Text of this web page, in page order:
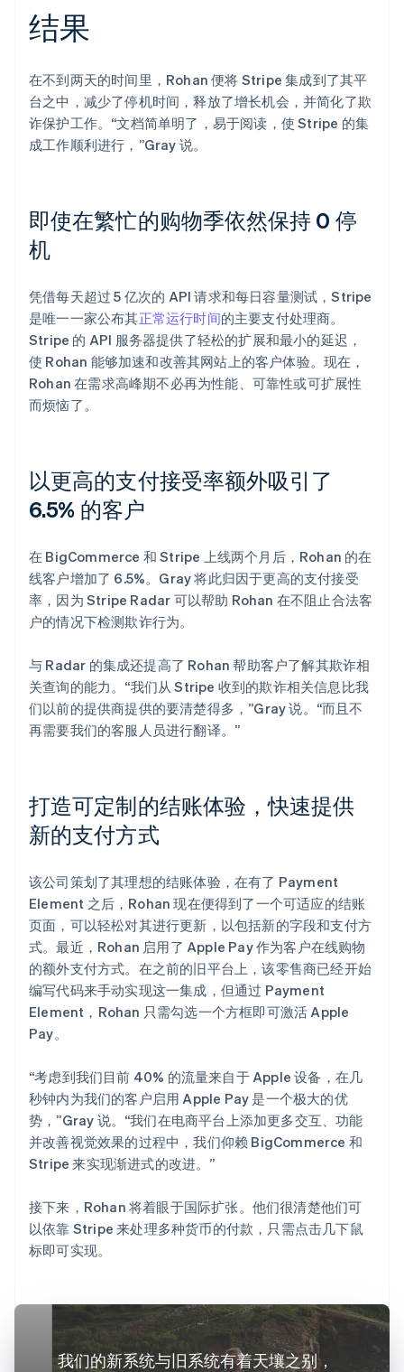
结果
在不到两天的时间里，Rohan 便将 Stripe 集成到了其平
台之中，减少了停机时间，释放了增长机会，并简化了欺
诈保护工作。“文档简单明了，易于阅读，使 Stripe 的集
成工作顺利进行，”Gray 说。
即使在繁忙的购物季依然保持 0 停
机
凭借每天超过 5 亿次的 API 请求和每日容量测试，Stripe
是唯一一家公布其正常运行时间的主要支付处理商。
Stripe 的 API 服务器提供了轻松的扩展和最小的延迟，
使 Rohan 能够加速和改善其网站上的客户体验。现在，
Rohan 在需求高峰期不必再为性能、可靠性或可扩展性
而烦恼了。
以更高的支付接受率额外吸引了
6.5% 的客户
在 BigCommerce 和 Stripe 上线两个月后，Rohan 的在
线客户增加了 6.5%。Gray 将此归因于更高的支付接受
率，因为 Stripe Radar 可以帮助 Rohan 在不阻止合法客
户的情况下检测欺诈行为。
与 Radar 的集成还提高了 Rohan 帮助客户了解其欺诈相
关查询的能力。“我们从 Stripe 收到的欺诈相关信息比我
们以前的提供商提供的要清楚得多，”Gray 说。“而且不
再需要我们的客服人员进行翻译。”
打造可定制的结账体验，快速提供
新的支付方式
该公司策划了其理想的结账体验，在有了 Payment
Element 之后，Rohan 现在便得到了一个可适应的结账
页面，可以轻松对其进行更新，以包括新的字段和支付方
式。最近，Rohan 启用了 Apple Pay 作为客户在线购物
的额外支付方式。在之前的旧平台上，该零售商已经开始
编写代码来手动实现这一集成，但通过 Payment
Element，Rohan 只需勾选一个方框即可激活 Apple
Pay。
“考虑到我们目前 40% 的流量来自于 Apple 设备，在几
秒钟内为我们的客户启用 Apple Pay 是一个极大的优
势，”Gray 说。“我们在电商平台上添加更多交互、功能
并改善视觉效果的过程中，我们仰赖 BigCommerce 和
Stripe 来实现渐进式的改进。”
接下来，Rohan 将着眼于国际扩张。他们很清楚他们可
以依靠 Stripe 来处理多种货币的付款，只需点击几下鼠
标即可实现。
我们的新系统与旧系统有着天壤之别，